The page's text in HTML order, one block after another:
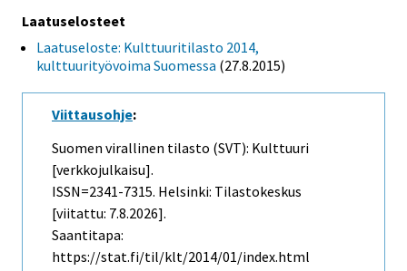
Laatuselosteet
Laatuseloste: Kulttuuritilasto 2014,
kulttuurityövoima Suomessa (27.8.2015)
Viittausohje:
Suomen virallinen tilasto (SVT): Kulttuuri
[verkkojulkaisu].
ISSN=2341-7315. Helsinki: Tilastokeskus
[viitattu: 7.8.2026].
Saantitapa:
https://stat.fi/til/klt/2014/01/index.html